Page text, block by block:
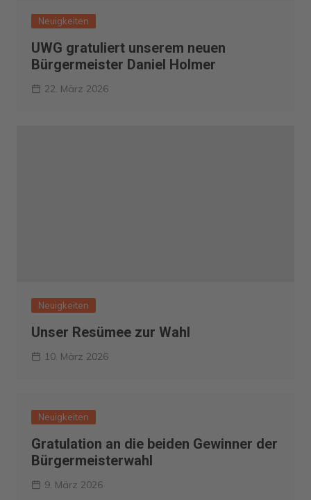
Neuigkeiten
UWG gratuliert unserem neuen
Bürgermeister Daniel Holmer
22. März 2026
Neuigkeiten
Unser Resümee zur Wahl
10. März 2026
Neuigkeiten
Gratulation an die beiden Gewinner der
Bürgermeisterwahl
9. März 2026